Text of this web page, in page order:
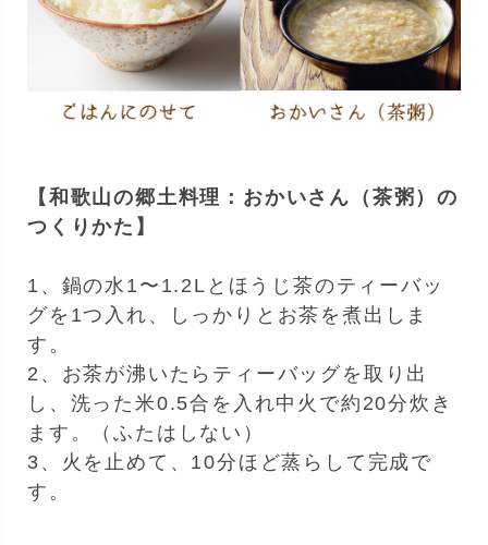
【和歌山の郷土料理：おかいさん（茶粥）の
つくりかた】
1、鍋の水1〜1.2Lとほうじ茶のティーバッ
グを1つ入れ、しっかりとお茶を煮出しま
す。
2、お茶が沸いたらティーバッグを取り出
し、洗った米0.5合を入れ中火で約20分炊き
ます。（ふたはしない）
3、火を止めて、10分ほど蒸らして完成で
す。